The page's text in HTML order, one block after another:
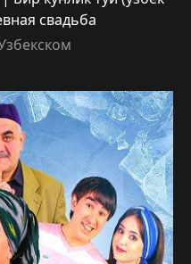
свадьба